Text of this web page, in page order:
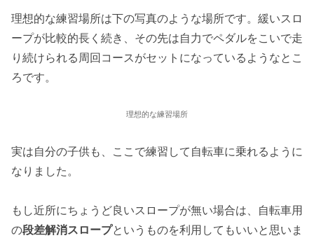
理想的な練習場所は下の写真のような場所です。緩いスロ
ープが比較的長く続き、その先は自力でペダルをこいで走
り続けられる周回コースがセットになっているようなとこ
ろです。
理想的な練習場所
実は自分の子供も、ここで練習して自転車に乗れるように
なりました。
もし近所にちょうど良いスロープが無い場合は、自転車用
の段差解消スロープというものを利用してもいいと思いま